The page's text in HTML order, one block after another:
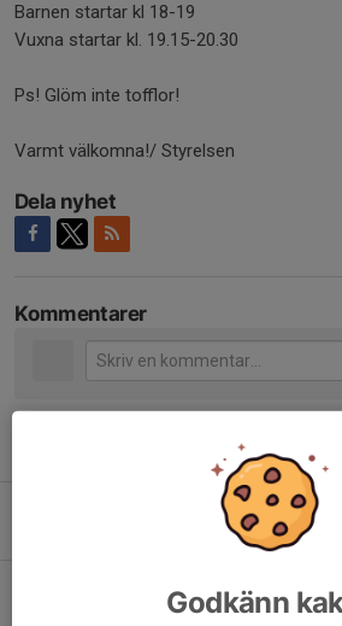
Barnen startar kl 18-19
Vuxna startar kl. 19.15-20.30
Ps! Glöm inte tofflor!
Varmt välkomna!/ Styrelsen
Dela nyhet
Kommentarer
Trevlig Valborg och en fin
0
GLAD PÅSK!
3 apr, 23:11 0
Godkänn